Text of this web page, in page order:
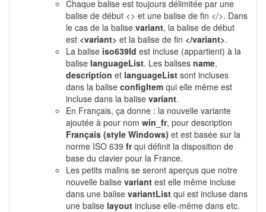
Chaque balise est toujours délimitée par une
balise de début <> et une balise de fin </>. Dans
le cas de la balise variant, la balise de début
est <variant> et la balise de fin </variant>.
La balise iso639Id est incluse (appartient) à la
balise languageList. Les balises name,
description et languageList sont incluses
dans la balise configItem qui elle même est
incluse dans la balise variant.
En Français, ça donne : la nouvelle variante
ajoutée à pour nom win_fr, pour description
Français (style Windows) et est basée sur la
norme ISO 639 frqui définit la disposition de
base du clavier pour la France.
Les petits malins se seront aperçus que notre
nouvelle balise variant est elle même incluse
dans une balise variantList qui est incluse dans
une balise layout incluse elle-même dans etc.